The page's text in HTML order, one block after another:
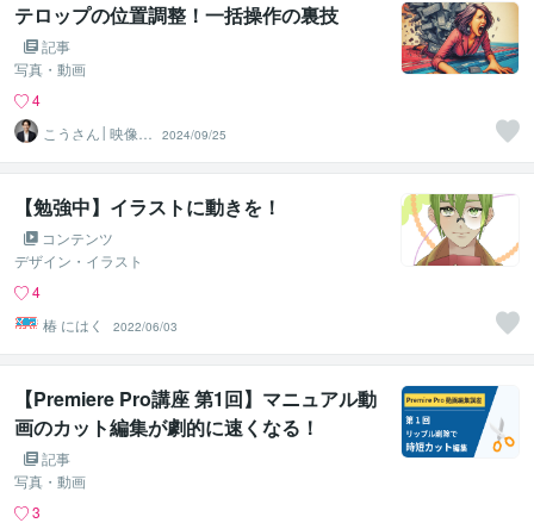
テロップの位置調整！一括操作の裏技
記事
写真・動画
4
こうさん│映像×
AI×SNS
2024/09/25
【勉強中】イラストに動きを！
コンテンツ
デザイン・イラスト
4
椿 にはく
2022/06/03
【Premiere Pro講座 第1回】マニュアル動
画のカット編集が劇的に速くなる！
記事
写真・動画
3